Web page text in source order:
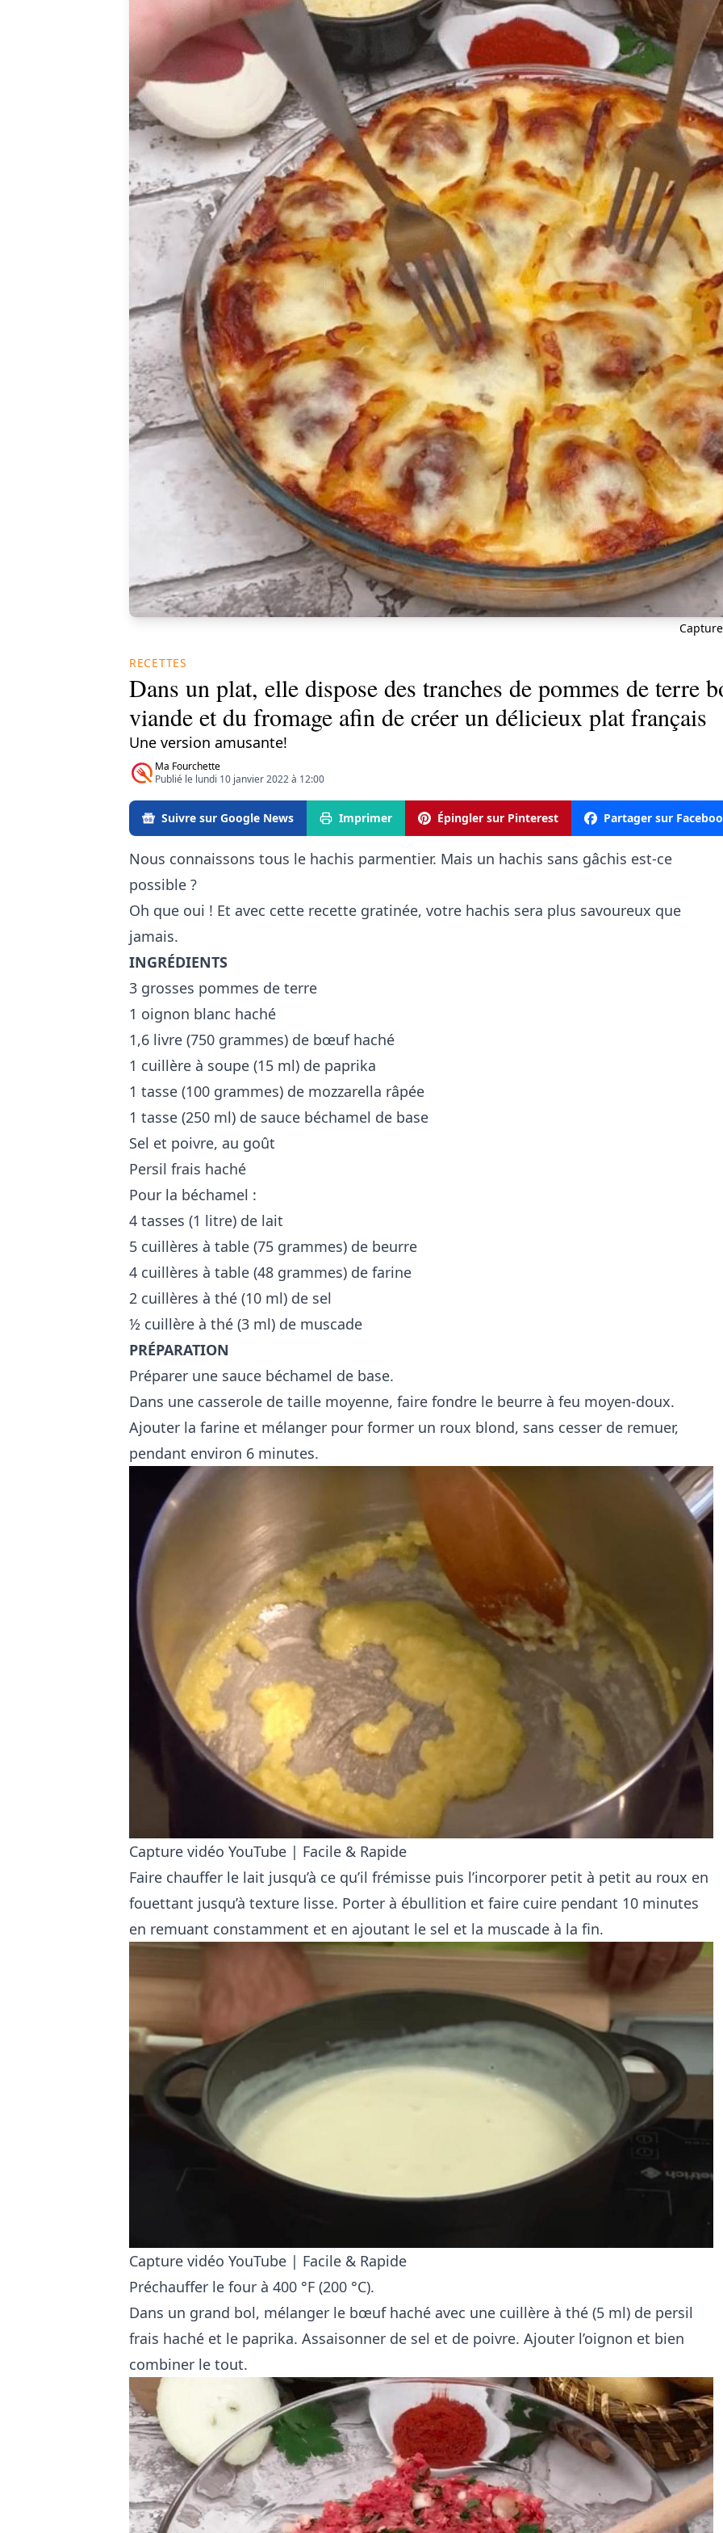
RECETTES
Dans un plat, elle dispose des tranches de pommes de terre
viande et du fromage afin de créer un délicieux plat français
Une version amusante!
Ma Fourchette
Publié le lundi 10 janvier 2022 à 12:00
Suivre sur Google News Imprimer Épingler sur Pinterest Partager sur
Nous connaissons tous le hachis parmentier. Mais un hachis sans gâchis est-ce
possible ?
Oh que oui ! Et avec cette recette gratinée, votre hachis sera plus savoureux que
jamais.
INGRÉDIENTS
3 grosses pommes de terre
1 oignon blanc haché
1,6 livre (750 grammes) de bœuf haché
1 cuillère à soupe (15 ml) de paprika
1 tasse (100 grammes) de mozzarella râpée
1 tasse (250 ml) de sauce béchamel de base
Sel et poivre, au goût
Persil frais haché
Pour la béchamel :
4 tasses (1 litre) de lait
5 cuillères à table (75 grammes) de beurre
4 cuillères à table (48 grammes) de farine
2 cuillères à thé (10 ml) de sel
½ cuillère à thé (3 ml) de muscade
PRÉPARATION
Préparer une sauce béchamel de base.
Dans une casserole de taille moyenne, faire fondre le beurre à feu moyen-doux.
Ajouter la farine et mélanger pour former un roux blond, sans cesser de remuer,
pendant environ 6 minutes.
Capture vidéo YouTube | Facile & Rapide
Faire chauffer le lait jusqu’à ce qu’il frémisse puis l’incorporer petit à petit au roux en
fouettant jusqu’à texture lisse. Porter à ébullition et faire cuire pendant 10 minutes
en remuant constamment et en ajoutant le sel et la muscade à la fin.
Capture vidéo YouTube | Facile & Rapide
Préchauffer le four à 400 °F (200 °C).
Dans un grand bol, mélanger le bœuf haché avec une cuillère à thé (5 ml) de persil
frais haché et le paprika. Assaisonner de sel et de poivre. Ajouter l’oignon et bien
combiner le tout.